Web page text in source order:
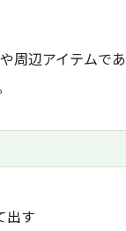
周辺アイテムであ
出す